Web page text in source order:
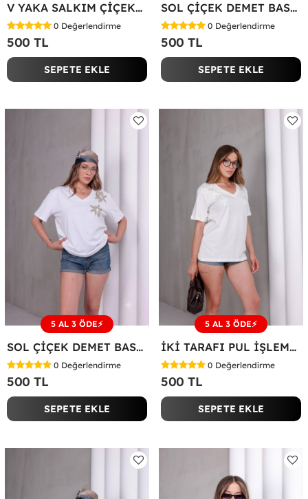
V YAKA SALKIM ÇİÇEKLİ TİŞÖRT Pembe
0 Değerlendirme
500 TL
SEPETE EKLE
SOL ÇİÇEK DEMET BASKILI TİŞÖRT Pembe
0 Değerlendirme
500 TL
SEPETE EKLE
5 AL 3 ÖDE⚡
SOL ÇİÇEK DEMET BASKILI TİŞÖRT Beyaz
0 Değerlendirme
500 TL
SEPETE EKLE
5 AL 3 ÖDE⚡
İKİ TARAFI PUL İŞLEME ÇİÇEKLİ TİŞÖRT Beyaz
0 Değerlendirme
500 TL
SEPETE EKLE